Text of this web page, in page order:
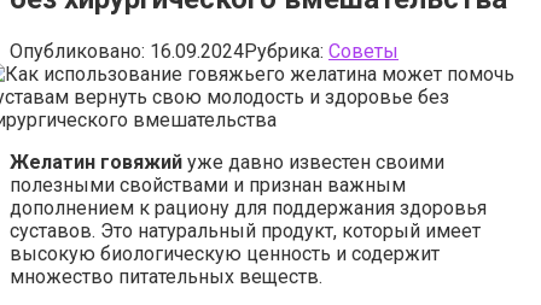
Опубликовано: 16.09.2024Рубрика: Советы
Желатин говяжий уже давно известен своими
полезными свойствами и признан важным
дополнением к рациону для поддержания здоровья
суставов. Это натуральный продукт, который имеет
высокую биологическую ценность и содержит
множество питательных веществ.